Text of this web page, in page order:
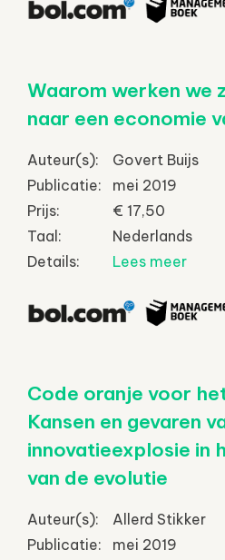
Waarom werken we
naar een economie
Auteur(s):
Govert Buijs
Publicatie:
mei 2019
Prijs:
€ 17,50
Taal:
Nederlands
Details:
Lees meer
Code oranje voor
Kansen en gevaren
innovatieexplosie in
van de evolutie
Auteur(s):
Allerd Stikker
Publicatie:
mei 2019